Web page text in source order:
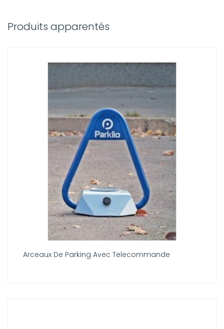
Produits apparentés
Arceaux De Parking Avec Telecommande